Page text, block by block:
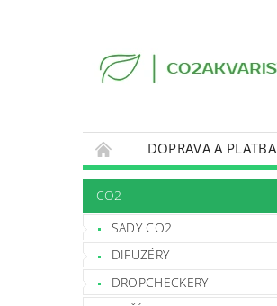
DOPRAVA A PLATBA
CO2
SADY CO2
DIFUZÉRY
DROPCHECKERY